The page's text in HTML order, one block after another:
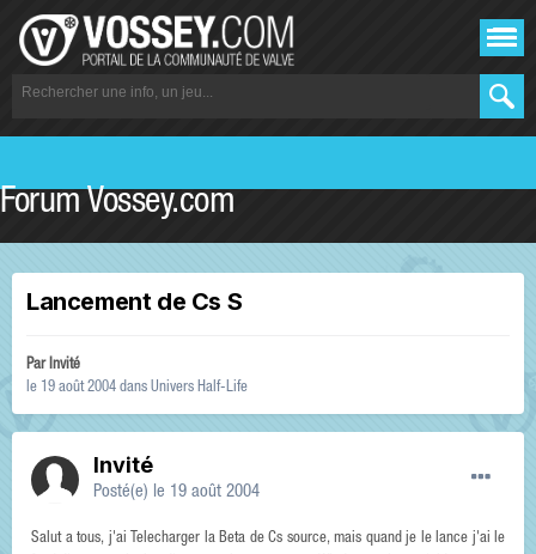
Forum Vossey.com
Lancement de Cs S
Par Invité
le 19 août 2004 dans Univers Half-Life
Invité
Posté(e) le 19 août 2004
Salut a tous, j'ai Telecharger la Beta de Cs source, mais quand je le lance j'ai le